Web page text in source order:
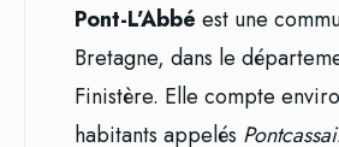
Pont-L’Abbé est une
Bretagne, dans le
Finistère. Elle compte
habitants appelés